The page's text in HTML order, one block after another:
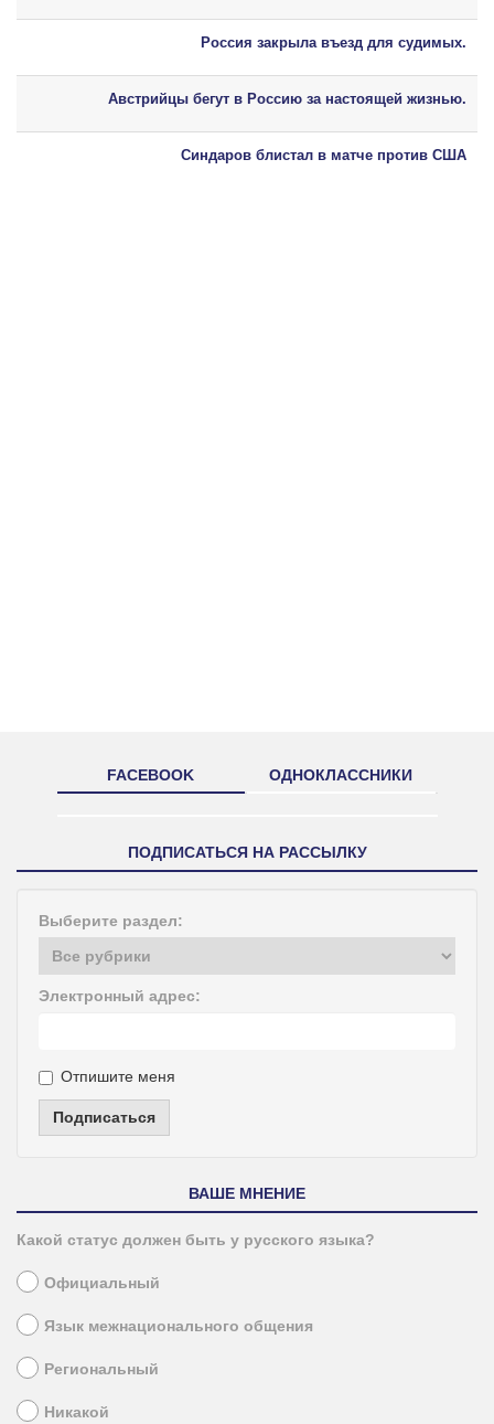
Россия закрыла въезд для судимых.
Австрийцы бегут в Россию за настоящей жизнью.
Синдаров блистал в матче против США
FACEBOOK ОДНОКЛАССНИКИ
ПОДПИСАТЬСЯ НА РАССЫЛКУ
Выберите раздел:
Электронный адрес:
Отпишите меня
Подписаться
ВАШЕ МНЕНИЕ
Какой статус должен быть у русского языка?
Официальный
Язык межнационального общения
Региональный
Никакой